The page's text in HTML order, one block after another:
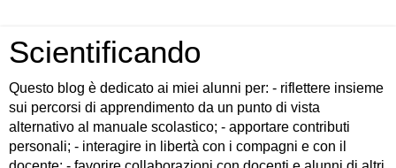
Scientificando
Questo blog è dedicato ai miei alunni per: - riflettere insieme
sui percorsi di apprendimento da un punto di vista
alternativo al manuale scolastico; - apportare contributi
personali; - interagire in libertà con i compagni e con il